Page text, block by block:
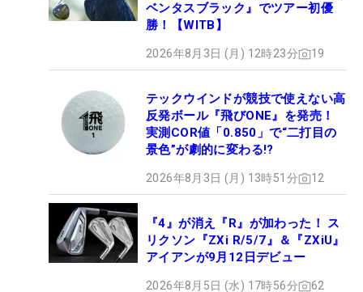
ベンタスブラック』でツアー初優
勝！【WITB】
2026年8月3日 (月) 12時23分 19
テックウインドが競技で使えない高
反発ボール『飛びONE』を発売！
実測COR値「0.850」で“二打目の
景色”が劇的に変わる!?
2026年8月3日 (月) 13時51分 12
『4』が消え『R』が加わった！ ス
リクソン『ZXi R/5/7』＆『ZXiU』
アイアンが9月12日デビュー
2026年8月5日 (水) 17時56分 62